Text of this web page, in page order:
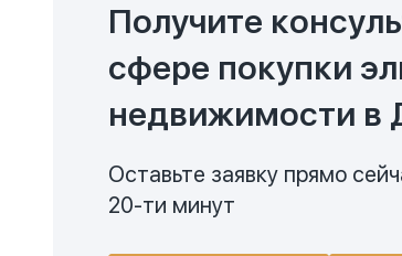
Получите
сфере покупки
недвижимости в
Оставьте заявку прямо
20-ти минут